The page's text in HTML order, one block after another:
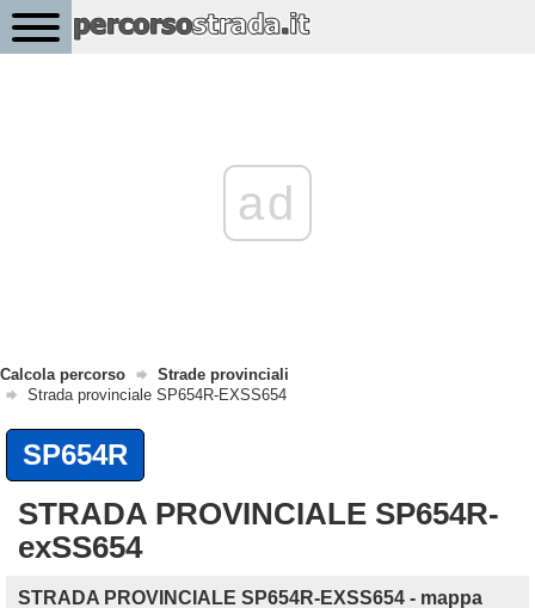
ad
Calcola percorso
Strade provinciali
Strada provinciale SP654R-EXSS654
SP654R
STRADA PROVINCIALE SP654R-
exSS654
STRADA PROVINCIALE SP654R-EXSS654 - mappa